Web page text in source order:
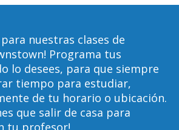
nuestras clases de
Programa tus
lo desees, para que siempre
tiempo para estudiar,
de tu horario o ubicación.
que salir de casa para
tu profesor!